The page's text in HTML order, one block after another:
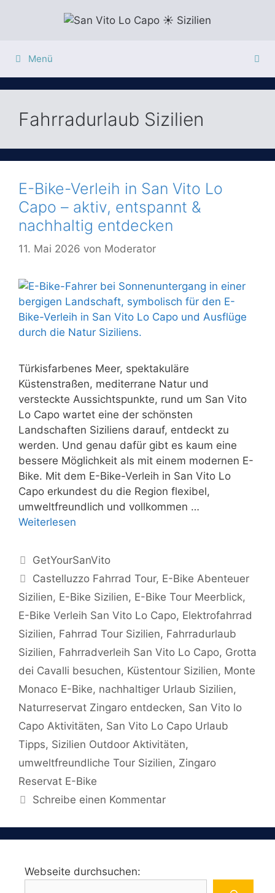
Menü
Fahrradurlaub Sizilien
E-Bike-Verleih in San Vito Lo
Capo – aktiv, entspannt &
nachhaltig entdecken
11. Mai 2026 von Moderator
Türkisfarbenes Meer, spektakuläre
Küstenstraßen, mediterrane Natur und
versteckte Aussichtspunkte, rund um San Vito
Lo Capo wartet eine der schönsten
Landschaften Siziliens darauf, entdeckt zu
werden. Und genau dafür gibt es kaum eine
bessere Möglichkeit als mit einem modernen E-
Bike. Mit dem E-Bike-Verleih in San Vito Lo
Capo erkundest du die Region flexibel,
umweltfreundlich und vollkommen …
Weiterlesen
Kategorien
GetYourSanVito
Schlagwörter
Castelluzzo Fahrrad Tour, E-Bike Abenteuer
Sizilien, E-Bike Sizilien, E-Bike Tour Meerblick,
E-Bike Verleih San Vito Lo Capo, Elektrofahrrad
Sizilien, Fahrrad Tour Sizilien, Fahrradurlaub
Sizilien, Fahrradverleih San Vito Lo Capo, Grotta
dei Cavalli besuchen, Küstentour Sizilien, Monte
Monaco E-Bike, nachhaltiger Urlaub Sizilien,
Naturreservat Zingaro entdecken, San Vito lo
Capo Aktivitäten, San Vito Lo Capo Urlaub
Tipps, Sizilien Outdoor Aktivitäten,
umweltfreundliche Tour Sizilien, Zingaro
Reservat E-Bike
Schreibe einen Kommentar
Webseite durchsuchen: